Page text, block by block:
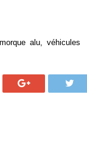
alu, véhicules